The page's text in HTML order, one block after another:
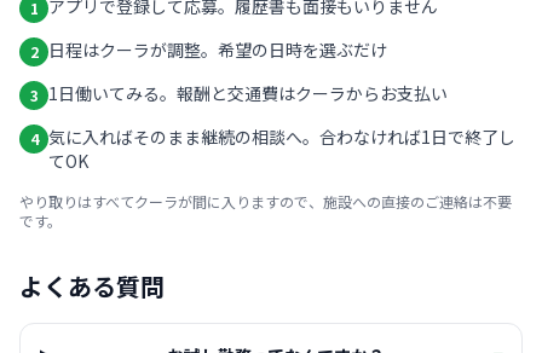
1 アプリで登録して応募。履歴書も面接もいりません
2 日程はクーラが調整。希望の日時を選ぶだけ
3 1日働いてみる。報酬と交通費はクーラからお支払い
4 気に入ればそのまま継続の相談へ。合わなければ1日で終了し
てOK
やり取りはすべてクーラが間に入りますので、施設への直接のご連絡は不要
です。
よくある質問